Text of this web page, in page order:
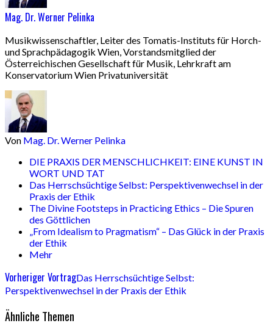
Mag. Dr. Werner Pelinka
Musikwissenschaftler, Leiter des Tomatis-Instituts für Horch-
und Sprachpädagogik Wien, Vorstandsmitglied der
Österreichischen Gesellschaft für Musik, Lehrkraft am
Konservatorium Wien Privatuniversität
Von Mag. Dr. Werner Pelinka
DIE PRAXIS DER MENSCHLICHKEIT: EINE KUNST IN
WORT UND TAT
Das Herrschsüchtige Selbst: Perspektivenwechsel in der
Praxis der Ethik
The Divine Footsteps in Practicing Ethics – Die Spuren
des Göttlichen
„From Idealism to Pragmatism“ – Das Glück in der Praxis
der Ethik
Mehr
Vorheriger VortragDas Herrschsüchtige Selbst:
Perspektivenwechsel in der Praxis der Ethik
Ähnliche Themen